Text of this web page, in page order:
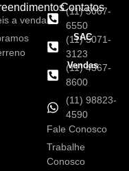
a venda
Contatos
(11) 5067-
6550
SAC
(11) 5071-
3123
Vendas
(11) 4367-
8600
(11) 98823-
4590
Fale Conosco
Trabalhe
Conosco